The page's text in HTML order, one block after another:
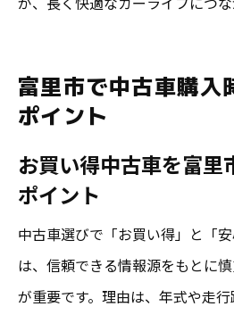
富里市で中古車購入
ポイント
お買い得中古車を富里
ポイント
中古車選びで「お買い得」と「
は、信頼できる情報源をもとに
が重要です。理由は、年式や走